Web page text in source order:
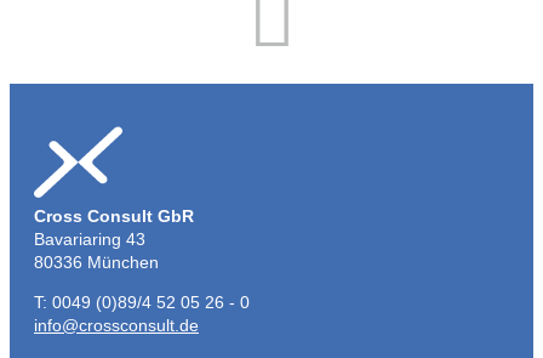
Cross Consult GbR
Bavariaring 43
80336 München
T: 0049 (0)89/4 52 05 26 - 0
info@crossconsult.de